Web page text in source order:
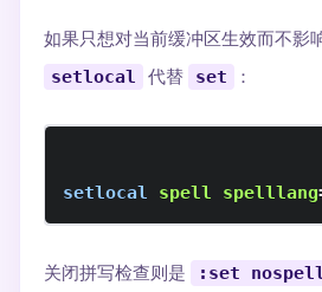
如果只想对当前缓冲区生效而不影
setlocal 代替 set ：
setlocal spell spelllang
关闭拼写检查则是 :set